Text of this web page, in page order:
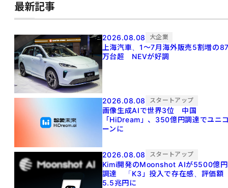
最新記事
2026.08.08 大企業
上海汽車、1～7月海外販売5割増の
万台超 NEVが好調
2026.08.08 スタートアップ
画像生成AIで世界3位 中国
「HiDream」、350億円調達でユニ
ーンに
2026.08.08 スタートアップ
Kimi開発のMoonshot AIが5500億円
調達 「K3」投入で存在感、評価額
5.5兆円に